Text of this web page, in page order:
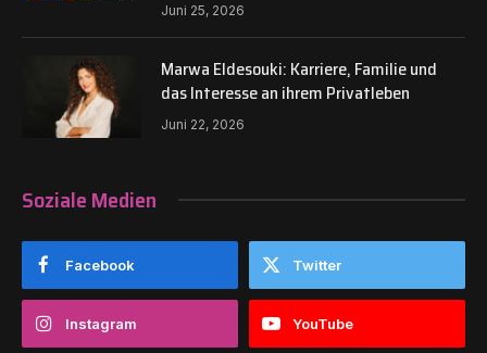
Juni 25, 2026
Marwa Eldesouki: Karriere, Familie und
das Interesse an ihrem Privatleben
Juni 22, 2026
Soziale Medien
Facebook Twitter
Instagram YouTube